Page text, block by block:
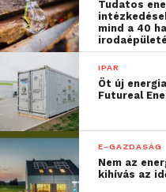
évente egyszer
biztosítási
van, így elkerülhetőek
lakásbiztosítási kampány
az ikerház
összehangolására,
lehetőségnek
hónapokat várni erre,
intézni, amiben
Tudatos
mind a 40
IPAR
Öt új
Futureal
E-GAZDASÁG
Nem az
kihívás az